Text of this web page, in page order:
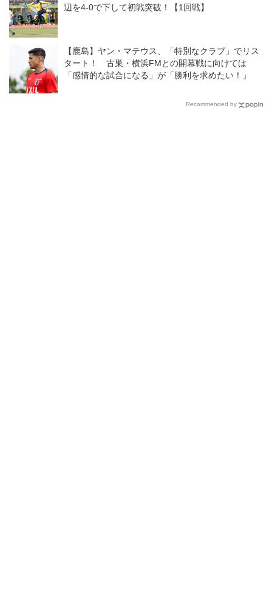
辺を4-0で下して初戦突破！【1回戦】
【鹿島】ヤン・マテウス、「特別なクラブ」でリス
タート！ 古巣・横浜FMとの開幕戦に向けては
「感情的な試合になる」が「勝利を求めたい！」
Recommended by